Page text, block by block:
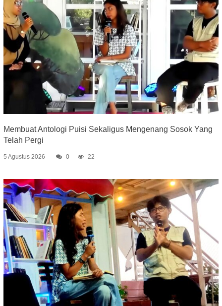
Membuat Antologi Puisi Sekaligus Mengenang Sosok Yang
Telah Pergi
5 Agustus 2026 0 22